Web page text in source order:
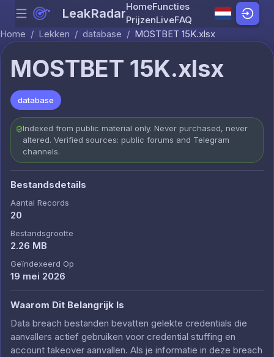
Skip to content
Menu LeakRadarHomeFuncties
PrijzenLiveFAQ
Home / Lekken / database / MOSTBET 15K.xlsx
MOSTBET 15K.xlsx
database
Indexed from public material only. Never purchased, never
altered. Verified sources: public forums and Telegram
channels.
Bestandsdetails
Aantal Records
20
Bestandsgrootte
2.26 MB
Geïndexeerd Op
19 mei 2026
Waarom Dit Belangrijk Is
Data breach bestanden bevatten gelekte credentials die
aanvallers actief gebruiken voor credential stuffing en
account takeover aanvallen. Als je informatie in deze breach